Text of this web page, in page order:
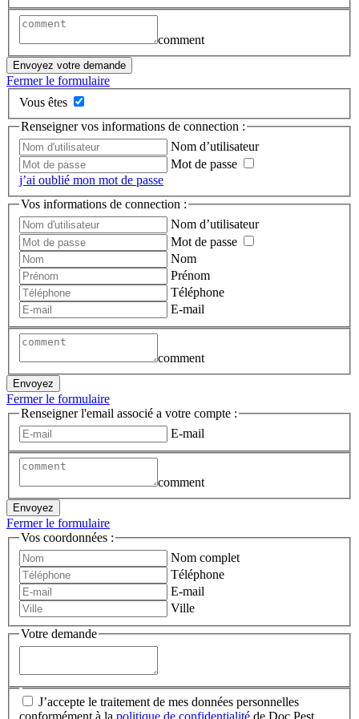
comment
Envoyez votre demande
Fermer le formulaire
Vous êtes
Renseigner vos informations de connection :
Nom d’utilisateur
Mot de passe
j’ai oublié mon mot de passe
Vos informations de connection :
Nom d’utilisateur
Mot de passe
Nom
Prénom
Téléphone
E-mail
comment
Envoyez
Fermer le formulaire
Renseigner l'email associé a votre compte :
E-mail
comment
Envoyez
Fermer le formulaire
Vos coordonnées :
Nom complet
Téléphone
E-mail
Ville
Votre demande
J’accepte le traitement de mes données personnelles